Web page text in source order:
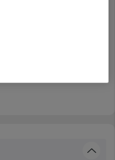
até às 12h.